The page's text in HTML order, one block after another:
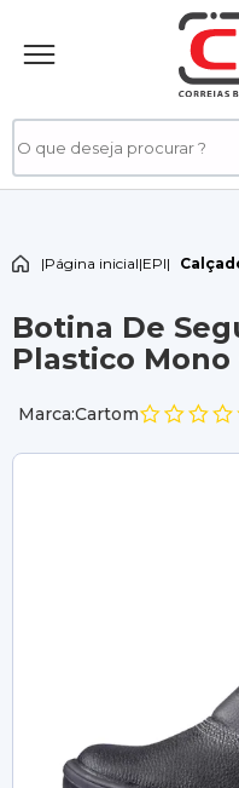
|Página inicial|EPI|
Botina De
Plastico Mono
Marca:Cartom